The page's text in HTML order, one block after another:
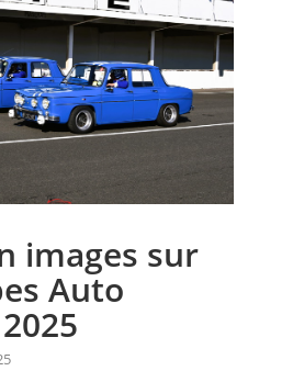
images sur
Auto